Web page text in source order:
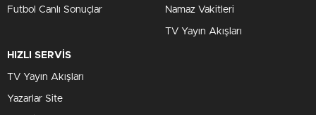
Futbol Canlı Sonuçlar Namaz Vakitleri
TV Yayın Akışları
HIZLI SERVİS
TV Yayın Akışları
Yazarlar Site